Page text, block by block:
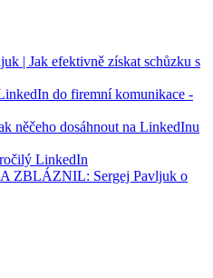
| Jak efektivně získat schůzku s
do firemní komunikace -
něčeho dosáhnout na LinkedInu
LinkedIn
ZBLÁZNIL: Sergej Pavljuk o